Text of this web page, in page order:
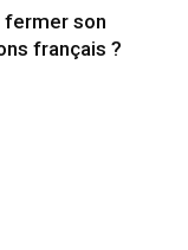
fermer son
français ?